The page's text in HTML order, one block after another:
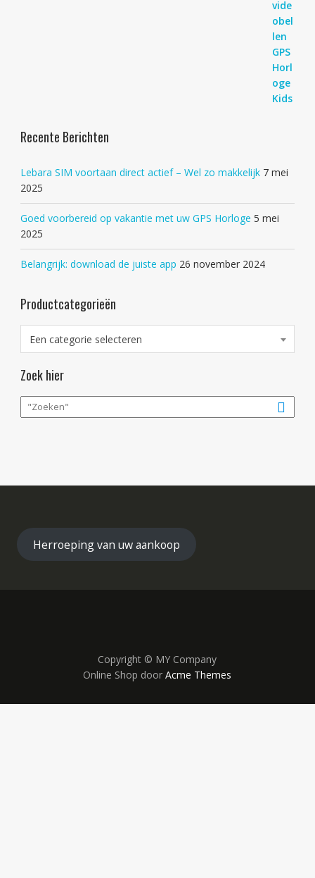
Recente Berichten
Lebara SIM voortaan direct actief – Wel zo makkelijk 7 mei
2025
Goed voorbereid op vakantie met uw GPS Horloge 5 mei
2025
Belangrijk: download de juiste app 26 november 2024
Productcategorieën
Een categorie selecteren
Zoek hier
Herroeping van uw aankoop
Copyright © MY Company
Online Shop doorAcme Themes